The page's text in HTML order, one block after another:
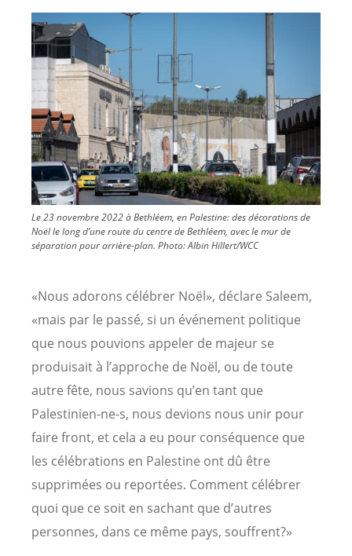
Image
Le 23 novembre 2022 à Bethléem, en Palestine: des décorations de
Noël le long d’une route du centre de Bethléem, avec le mur de
séparation pour arrière-plan. Photo:Albin Hillert/WCC
«Nous adorons célébrer Noël», déclare Saleem,
«mais par le passé, si un événement politique
que nous pouvions appeler de majeur se
produisait à l’approche de Noël, ou de toute
autre fête, nous savions qu’en tant que
Palestinien-ne-s, nous devions nous unir pour
faire front, et cela a eu pour conséquence que
les célébrations en Palestine ont dû être
supprimées ou reportées. Comment célébrer
quoi que ce soit en sachant que d’autres
personnes, dans ce même pays, souffrent?»